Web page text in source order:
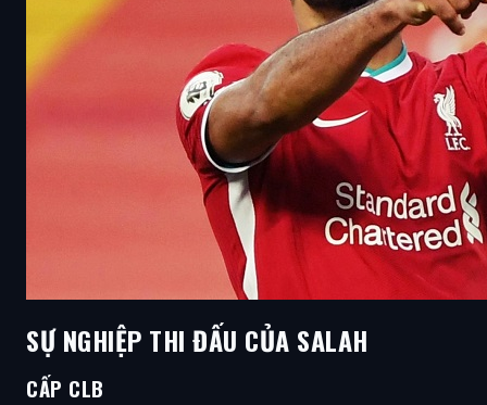
SỰ NGHIỆP THI ĐẤU CỦA SALAH
CẤP CLB